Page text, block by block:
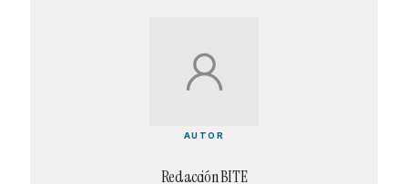
AUTOR
Redacción BITE